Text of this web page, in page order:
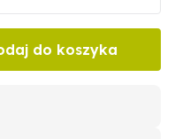
do koszyka